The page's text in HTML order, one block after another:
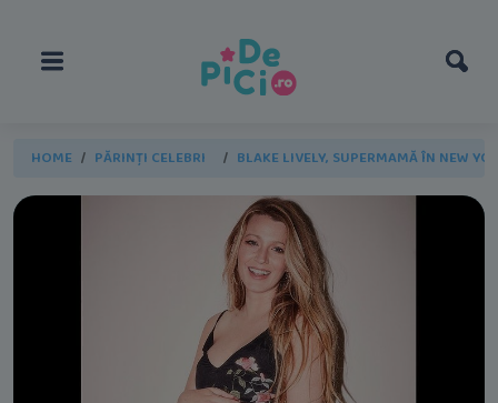
HOME PĂRINȚI CELEBRI BLAKE LIVELY, SUPERMAMĂ ÎN NEW